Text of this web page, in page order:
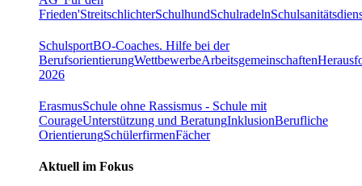
Frieden'StreitschlichterSchulhundSchulradeln
SchulsportBO-Coaches. Hilfe bei der
BerufsorientierungWettbewerbeArbeitsgemeinschaften
2026
ErasmusSchule ohne Rassismus - Schule mit
CourageUnterstützung und BeratungInklusionBerufliche
OrientierungSchülerfirmenFächer
Aktuell im Fokus